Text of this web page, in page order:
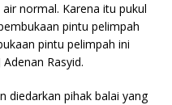
normal. Karena itu pukul
pintu pelimpah
pintu pelimpah ini
Adenan Rasyid.
diedarkan pihak balai yang